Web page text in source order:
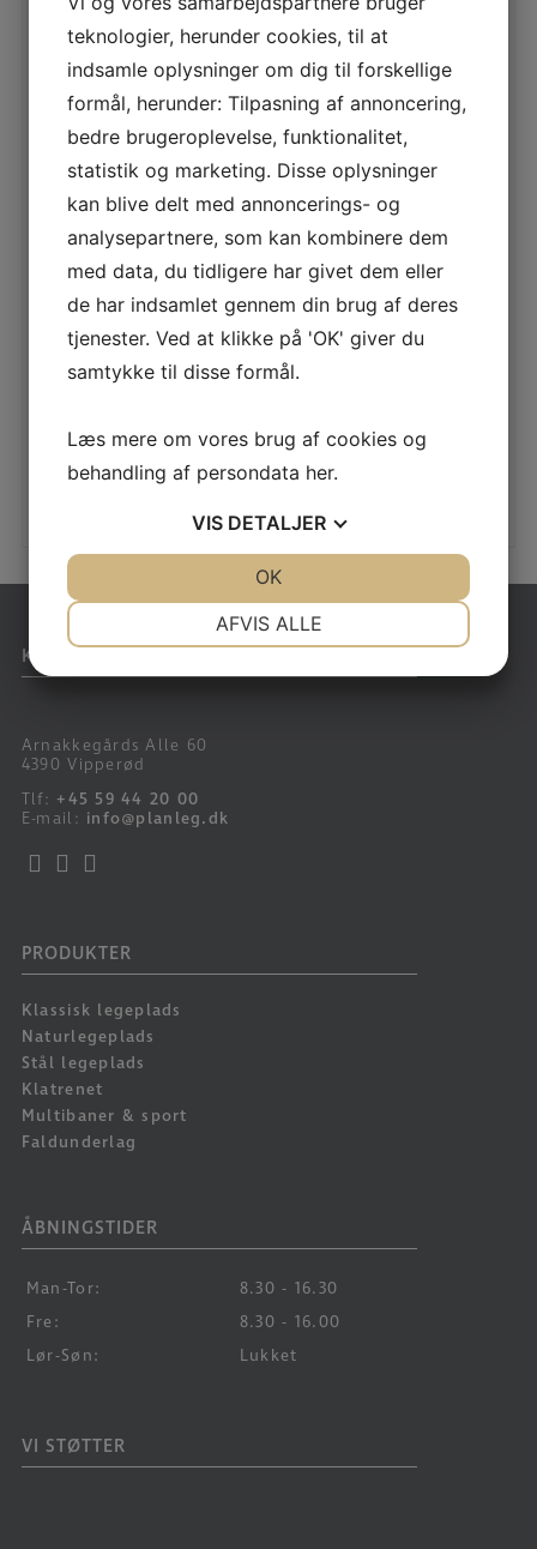
LÆRINGSTAVLER – REFERENCER
LÆS MERE
1VI LÆRINGSTAVLE WD1469 RECYCLED
LÆS MERE
LÆRINGSTAVLE – FUGLE I NATUREN 150×100
LÆS MERE
KONTAKT
Arnakkegårds Alle 60
4390 Vipperød
Tlf: +45 59 44 20 00
E-mail: info@planleg.dk
PRODUKTER
Klassisk legeplads
Naturlegeplads
Stål legeplads
Klatrenet
Multibaner & sport
Faldunderlag
ÅBNINGSTIDER
Man-Tor:
8.30 - 16.30
Fre:
8.30 - 16.00
Lør-Søn:
Lukket
VI STØTTER
teknologier, herunder cookies, til at
indsamle oplysninger om dig til forskellige
formål, herunder: Tilpasning af annoncering,
bedre brugeroplevelse, funktionalitet,
statistik og marketing. Disse oplysninger
kan blive delt med annoncerings- og
analysepartnere, som kan kombinere dem
med data, du tidligere har givet dem eller
de har indsamlet gennem din brug af deres
tjenester. Ved at klikke på 'OK' giver du
samtykke til disse formål.
Læs mere om vores brug af cookies og
behandling af persondata her.
VIS DETALJER
AFVIS ALLE
OK